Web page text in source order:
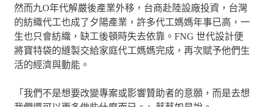
然而九O年代解嚴後產業外移，台商赴陸設廠投資，台灣
的紡織代工也成了夕陽產業，許多代工媽媽年事已高，一
生也只會紡織，缺工後頓時失去依靠。FNG 世代設計便
將寶特袋的縫製交給家庭代工媽媽完成，再次賦予他們生
活的經濟與動能。
「我們不是想要改變專案或影響贊助者的意願，而是去想